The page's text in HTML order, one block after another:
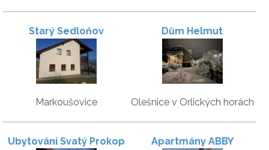
Starý Sedloňov
Markoušovice
Dům Helmut
Olešnice v Orlických horách
Ubytování Svatý Prokop Apartmány ABBY